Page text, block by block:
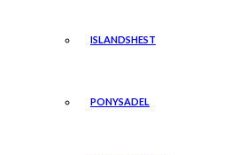
ISLANDSHEST
PONYSADEL